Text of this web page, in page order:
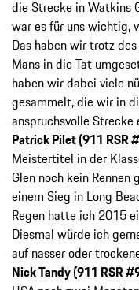
die Strecke in Watkins
war es für uns wichtig,
Das haben wir trotz
Mans in die Tat
haben wir dabei viele
gesammelt, die wir in
anspruchsvolle Strecke
Patrick Pilet (911 RSR
Meistertitel in der
Glen noch kein
einem Sieg in Long
Regen hatte ich 2015
Diesmal würde ich
auf nasser oder
Nick Tandy (911 RSR